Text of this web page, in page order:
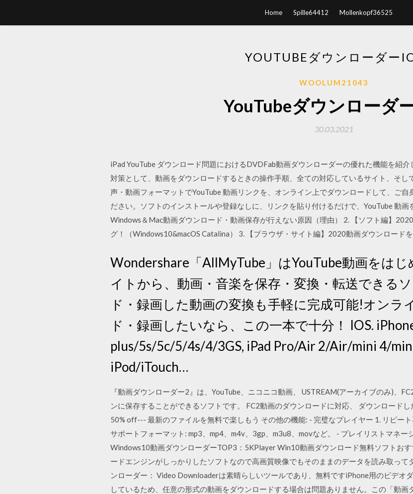
Home Spille64412 Mollenkopf36525
YOUTUBEダウンローダー
WOOLUM21043
YouTubeダウンローダ
30.03.2021
iPad YouTube ダウンロード問題におけるDVDFab動画ダウンローダーの優れた機能を紹
対策として、動画をダウンロードするときの操作手順、全ての対応しているサイト、そ
声・動画フォーマットでYouTube 動画リンクを、オンライン上でダウンロードして、ご自
ださい。ソフトのインストールや登録なしに、リンクを貼り付けるだけで、YouTube 動
Windows＆Mac動画ダウンロード・動画保存が行えない原因（理由） 2. 【ソフト編】
グ！（Windows10&macOS Catalina） 3. 【ブラウザ・サイト編】2020動画ダウンロード
Wondershare「AllMyTube」はYouTube動画をは
イトから、動画・音楽を保存・変換・転送できる
ド・録画した動画の変換も手軽に完成可能!オンラ
ド・録画したいなら、この一本で十分！ IOS.
plus/5s/5c/5/4s/4/3GS, iPad Pro/Air 2/Air/mini 4/
iPod/iTouch…
『動画ダウンローダー2』は、YouTube、ニコニコ動画、 USTREAM(アーカイブのみ)、
ンに保存することができるソフトです。 FC2動画のダウンロードに対応、 ダウンロード
50% off--- 最新のファイルを無料で楽しもう その他の機能: - 完璧なプレイヤー 1. リピー
サポートフォーマット: mp3、mp4、m4v、3gp、m3u8、movなど。 - プレイリストマネ
Windows10動画ダウンローダーTOP3：5KPlayer Win10動画ダウンロード無料ソフトお
ードエンジンがしっかりしたソフトなので高画質映像でもそのままのデータを読み取って
ンローダー： Video Downloaderは素晴らしいツールであり、無料ですiPhone用のビデオ
しているため、任意の形式の動画をダウンロードする場合は問題ありません。この「動画